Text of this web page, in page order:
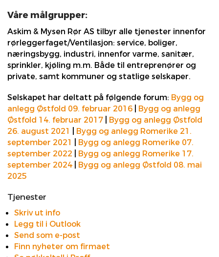
Våre målgrupper:
Askim & Mysen Rør AS tilbyr alle tjenester innenfor
rørleggerfaget/Ventilasjon: service, boliger,
næringsbygg, industri, innenfor varme, sanitær,
sprinkler, kjøling m.m. Både til entreprenører og
private, samt kommuner og statlige selskaper.
Selskapet har deltatt på følgende forum: Bygg og
anlegg Østfold 09. februar 2016
Bygg og anlegg
Østfold 14. februar 2017
Bygg og anlegg Østfold
26. august 2021
Bygg og anlegg Romerike 21.
september 2021
Bygg og anlegg Romerike 07.
september 2022
Bygg og anlegg Romerike 17.
september 2024
Bygg og anlegg Østfold 08. mai
2025
Tjenester
Skriv ut info
Legg til i Outlook
Send som e-post
Finn nyheter om firmaet